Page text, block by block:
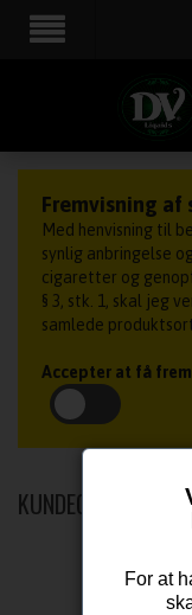
Fremvisning af
Med henvisning til
synlig anbringelse
cigaretter og
§ 3, stk. 1, skal jeg
samlede
Accepter at få
KUNDECENTER /
For at